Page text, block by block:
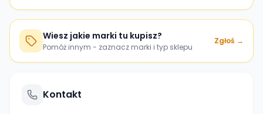
Wiesz jakie marki tu kupisz?
Pomóż innym - zaznacz marki i typ sklepu
Zgłoś →
Kontakt